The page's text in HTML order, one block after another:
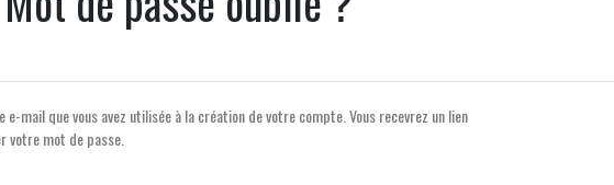
e-mail que vous avez utilisée à la création de votre compte. Vous recevrez un lien
mot de passe.